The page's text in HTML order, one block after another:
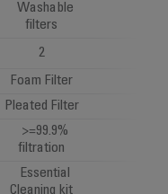
Washable
filters
2
Foam Filter
Pleated Filter
>=99.9%
filtration
Essential
Cleaning kit